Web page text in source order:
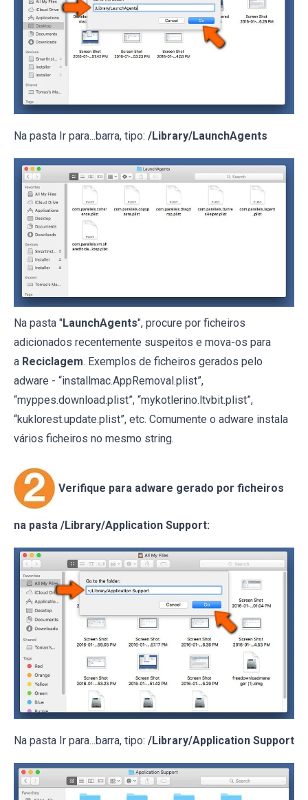
Na pasta Ir para...barra, tipo: /Library/LaunchAgents
Na pasta "LaunchAgents", procure por ficheiros
adicionados recentemente suspeitos e mova-os para
a Reciclagem. Exemplos de ficheiros gerados pelo
adware - “installmac.AppRemoval.plist”,
“myppes.download.plist”, “mykotlerino.ltvbit.plist”,
“kuklorest.update.plist”, etc. Comumente o adware instala
vários ficheiros no mesmo string.
Verifique para adware gerado por ficheiros
na pasta /Library/Application Support:
Na pasta Ir para...barra, tipo: /Library/Application Support